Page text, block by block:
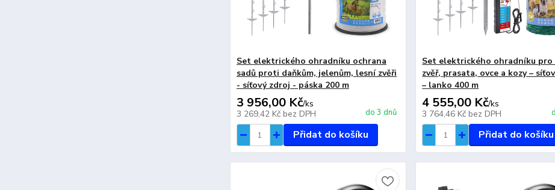
Set elektrického ohradníku ochrana
sadů proti daňkům, jelenům, lesní zvěři
- síťový zdroj - páska 200 m
3 956,00 Kč/ks
3 269,42 Kč bez DPH do 3 dnů
Přidat do košíku
Set elektrického ohradníku pro
zvěř, prasata, ovce a kozy –
– lanko 400 m
4 555,00 Kč/ks
3 764,46 Kč bez DPH
Přidat do košíku